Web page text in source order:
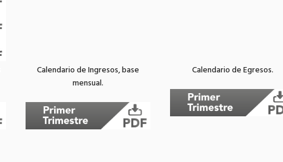
Calendario de Ingresos, base
mensual.
Calendario de Egresos.